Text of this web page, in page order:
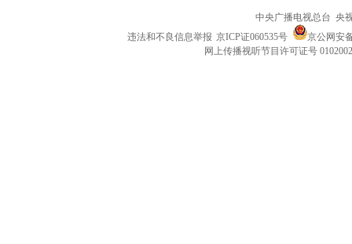
中央广播电视总台 央
违法和不良信息举报 京ICP证060535号
京公网安
网上传播视听节目许可证号